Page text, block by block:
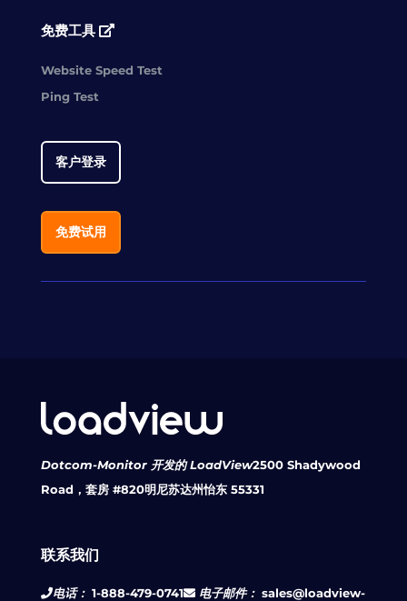
免费工具
Website Speed Test
Ping Test
客户登录
免费试用
Dotcom-Monitor 开发的 LoadView2500 Shadywood
Road，套房 #820明尼苏达州怡东 55331
联系我们
电话： 1-888-479-0741 电子邮件： sales@loadview-